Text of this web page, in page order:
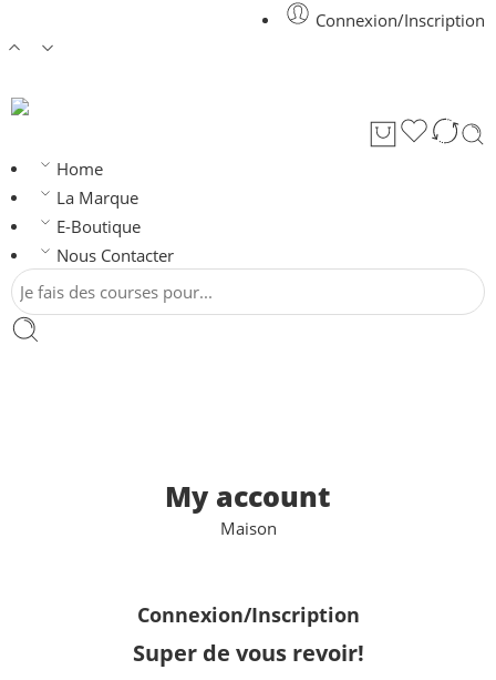
Connexion/Inscription
Home
La Marque
E-Boutique
Nous Contacter
My account
Maison
Connexion/Inscription
Super de vous revoir!